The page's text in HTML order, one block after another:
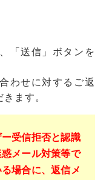
「送信」ボタンを
わせに対するご返
ます。
受信拒否と認識
メール対策等で
場合に、返信メ